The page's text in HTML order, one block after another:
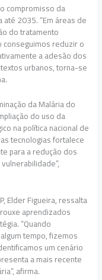
compromisso da
2035. “Em áreas de
do tratamento
reduzir o
a adesão dos
urbanos, torna-se
da Malária do
do uso da
na política nacional de
tecnologias fortalece
para a redução dos
Elder Figueira, ressalta
aprendizados
“Quando
tempo, fizemos
um cenário
a mais recente
afirma.